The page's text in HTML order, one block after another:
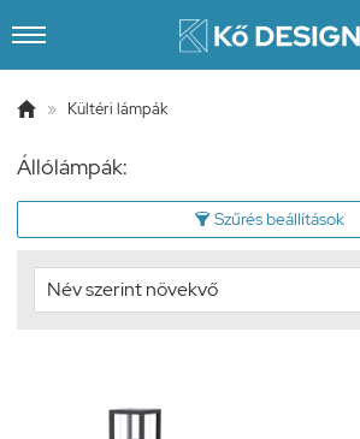
 » Kültéri lámpák
Állólámpák:
 Szűrés beállítások